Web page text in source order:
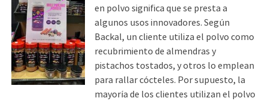
en polvo significa que se presta a
algunos usos innovadores. Según
Backal, un cliente utiliza el polvo como
recubrimiento de almendras y
pistachos tostados, y otros lo emplean
para rallar cócteles. Por supuesto, la
mayoría de los clientes utilizan el polvo